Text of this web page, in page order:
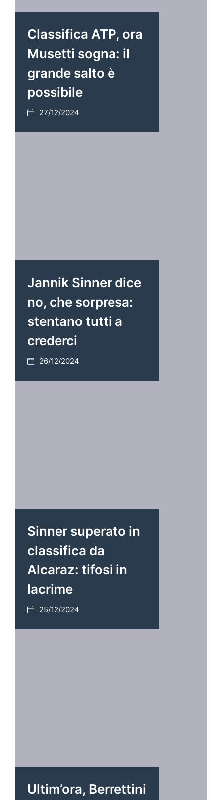
Classifica ATP, ora
Musetti sogna: il
grande salto è
possibile
27/12/2024
Jannik Sinner dice
no, che sorpresa:
stentano tutti a
crederci
26/12/2024
Sinner superato in
classifica da
Alcaraz: tifosi in
lacrime
25/12/2024
Ultim’ora, Berrettini